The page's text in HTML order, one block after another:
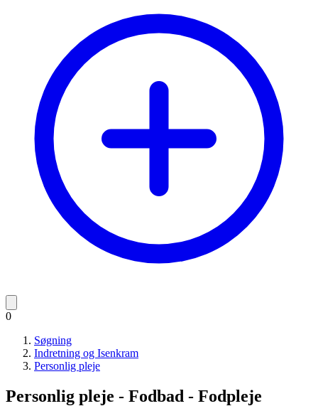
0
Søgning
Indretning og Isenkram
Personlig pleje
Personlig pleje - Fodbad - Fodpleje